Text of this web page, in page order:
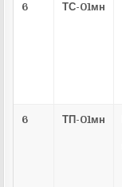
6 ТС-01мн
6 ТП-01мн